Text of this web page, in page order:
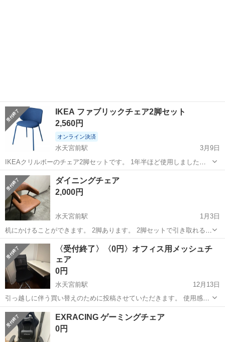
IKEA ファブリックチェア2脚セット
2,560円
オンライン決済
水天宮前駅
3月9日
IKEAクリルボーのチェア2脚セットです。 1年半ほど使用しました。
定価だと2脚で17000円です。
東京 江東区 水天宮前駅
ダイニングチェア
2,000円
水天宮前駅
1月3日
机にかけることができます。 2脚あります。 2脚セットで引き取れる方
は2500円です。
東京 中央区 水天宮前駅 椅子 ダイニング
〈受付終了〉〈0円〉オフィス用メッシュチ
ェア
0円
水天宮前駅
12月13日
引っ越しに伴う買い替えのために投稿させていただきます。 使用感は
ありますが、問題なく利用いただけます。 【製品】 ◾️品名 不明です
が、株式会社東馬 オフィスチェア 10年くらい前に買ったものだと思
います。 ◾️サイズ...
東京 中央区 オフィス
EXRACING ゲーミングチェア
0円